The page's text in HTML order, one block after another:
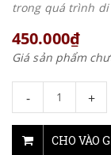
trong quá trình di
450.000₫
Giá sản phẩm
- +
CHO VÀO